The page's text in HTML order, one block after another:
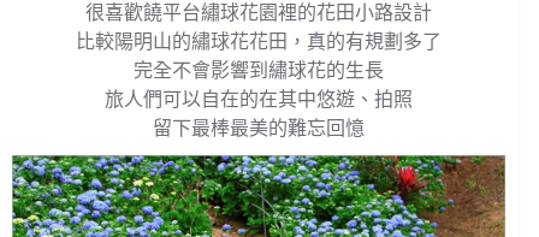
很喜歡饒平台繡球花園裡的花田小路設計
比較陽明山的繡球花花田，真的有規劃多了
完全不會影響到繡球花的生長
旅人們可以自在的在其中悠遊、拍照
留下最棒最美的難忘回憶